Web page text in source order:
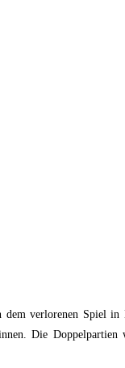
dem verlorenen Spiel in
Die Doppelpartien